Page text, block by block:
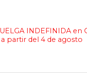
INDEFINIDA
partir del 4 de agosto